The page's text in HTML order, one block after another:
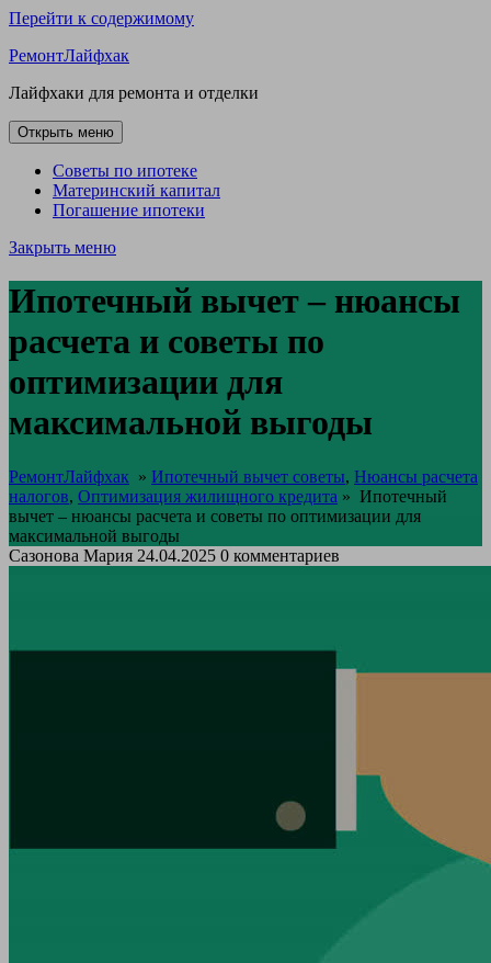
Перейти к содержимому
РемонтЛайфхак
Лайфхаки для ремонта и отделки
Открыть меню
Советы по ипотеке
Материнский капитал
Погашение ипотеки
Закрыть меню
Ипотечный вычет – нюансы
расчета и советы по
оптимизации для
максимальной выгоды
РемонтЛайфхак » Ипотечный вычет советы, Нюансы расчета
налогов, Оптимизация жилищного кредита » Ипотечный
вычет – нюансы расчета и советы по оптимизации для
максимальной выгоды
Сазонова Мария 24.04.2025 0 комментариев